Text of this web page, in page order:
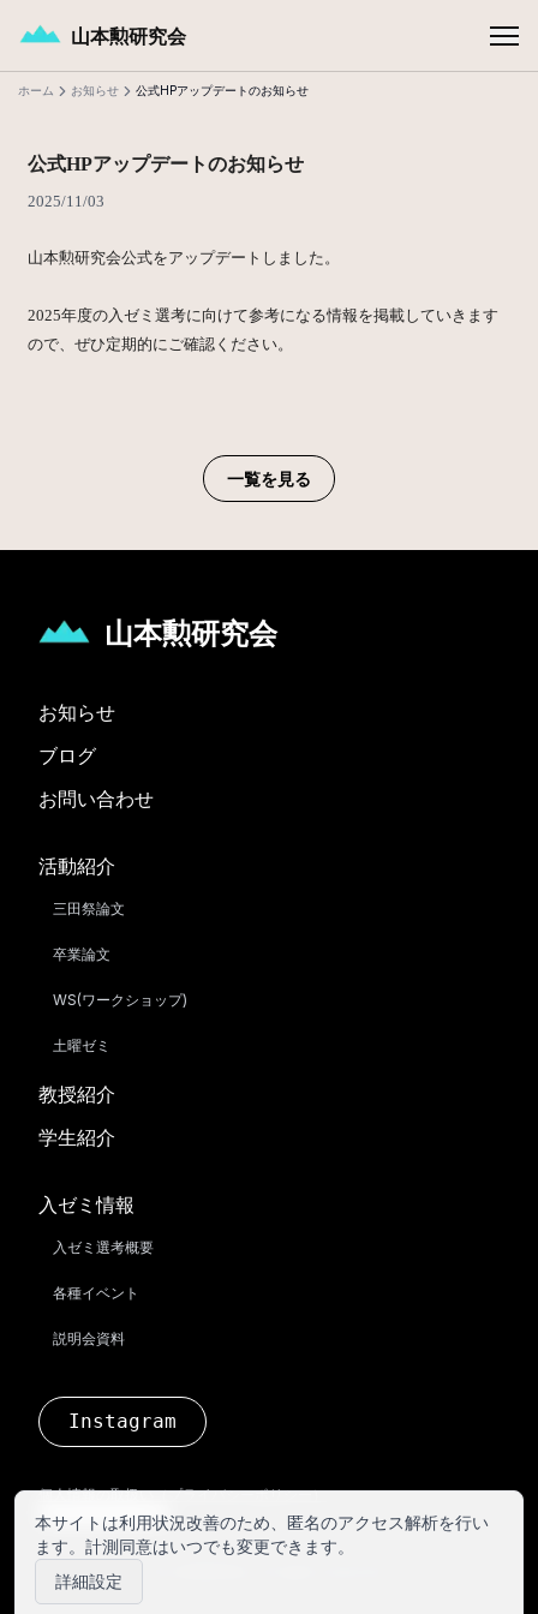
本サイトは利用状況改善のため、匿名のアクセス解析を行い
ます。計測同意はいつでも変更できます。
詳細設定
山本勲研究会
ホーム お知らせ 公式HPアップデートのお知らせ
公式HPアップデートのお知らせ
2025/11/03
山本勲研究会公式をアップデートしました。
2025年度の入ゼミ選考に向けて参考になる情報を掲載していきます
ので、ぜひ定期的にご確認ください。
一覧を見る
山本勲研究会
お知らせ
ブログ
お問い合わせ
活動紹介
三田祭論文
卒業論文
WS(ワークショップ)
土曜ゼミ
教授紹介
学生紹介
入ゼミ情報
入ゼミ選考概要
各種イベント
説明会資料
Instagram
個人情報の取扱い（プライバシーポリシー）
計測同意設定を変更